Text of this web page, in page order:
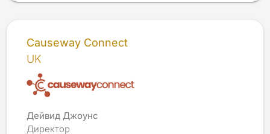
Causeway Connect
UK
Дейвид Джоунс
Директор